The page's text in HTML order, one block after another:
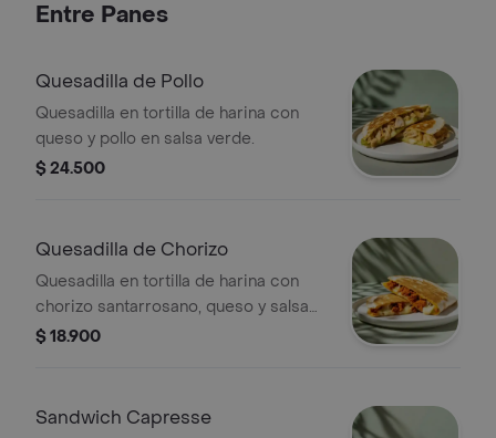
Entre Panes
Quesadilla de Pollo
Quesadilla en tortilla de harina con
queso y pollo en salsa verde.
$ 24.500
Quesadilla de Chorizo
Quesadilla en tortilla de harina con
chorizo santarrosano, queso y salsa
verde
$ 18.900
Sandwich Capresse